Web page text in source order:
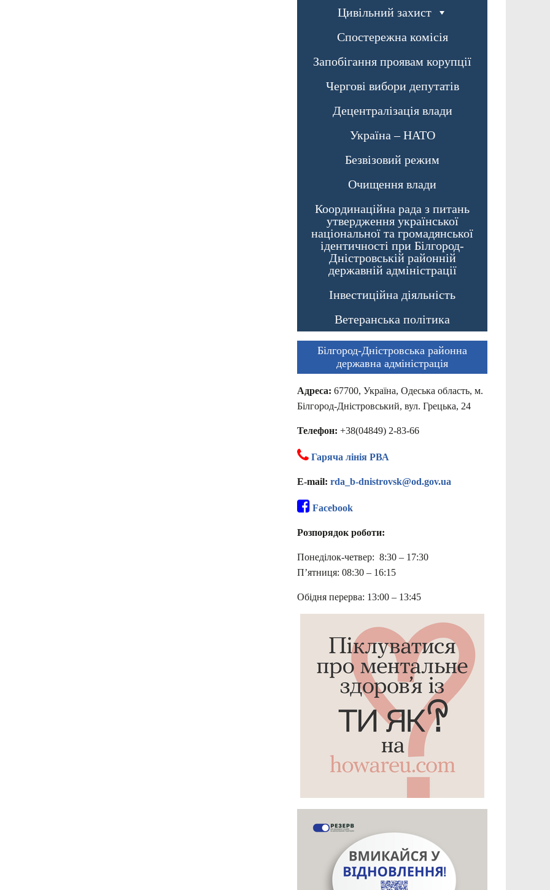
Цивільний захист
Спостережна комісія
Запобігання проявам корупції
Чергові вибори депутатів
Децентралізація влади
Україна – НАТО
Безвізовий режим
Очищення влади
Координаційна рада з питань
утвердження української
національної та громадянської
ідентичності при Білгород-
Дністровській районній
державній адміністрації
Інвестиційна діяльність
Ветеранська політика
Білгород-Дністровська районна
державна адміністрація
Адреса: 67700, Україна, Одеська область, м.
Білгород-Дністровський, вул. Грецька, 24
Телефон: +38(04849) 2-83-66
Гаряча лінія РВА
E-mail: rda_b-dnistrovsk@od.gov.ua
Facebook
Розпорядок роботи:
Понеділок-четвер: 8:30 – 17:30
П’ятниця: 08:30 – 16:15
Обідня перерва: 13:00 – 13:45